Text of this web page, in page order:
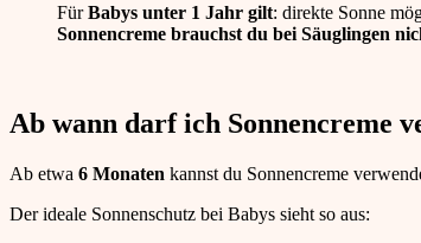
FürBabys unter 1 Jahr gilt: direkte Sonne
Sonnencreme brauchst du bei Säuglingen
Ab wann darf ich Sonnencreme
Ab etwa 6 Monaten kannst du Sonnencreme
Der ideale Sonnenschutz bei Babys sieht so aus: